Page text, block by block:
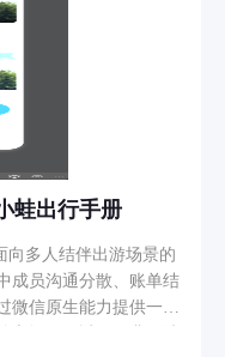
蛙出行手册
向多人结伴出游场景的
成员沟通分散、账单结
微信原生能力提供一站